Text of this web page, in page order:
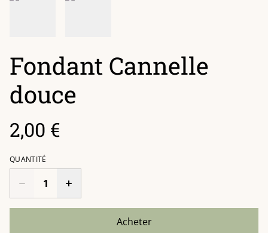
Fondant Cannelle
douce
2,00 €
QUANTITÉ
Acheter